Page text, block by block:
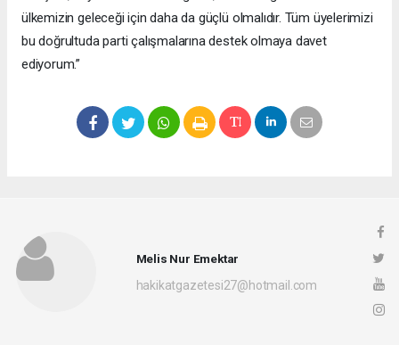
ülkemizin geleceği için daha da güçlü olmalıdır. Tüm üyelerimizi
bu doğrultuda parti çalışmalarına destek olmaya davet
ediyorum.”
Melis Nur Emektar
hakikatgazetesi27@hotmail.com